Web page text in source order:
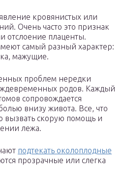
кровянистых или
Очень часто это признак
отслоение плаценты.
самый разный характер:
мажущие.
проблем нередки
родов. Каждый
сопровождается
внизу живота. Все, что
вызвать скорую помощь и
лежа.
подтекать околоплодные
прозрачные или слегка